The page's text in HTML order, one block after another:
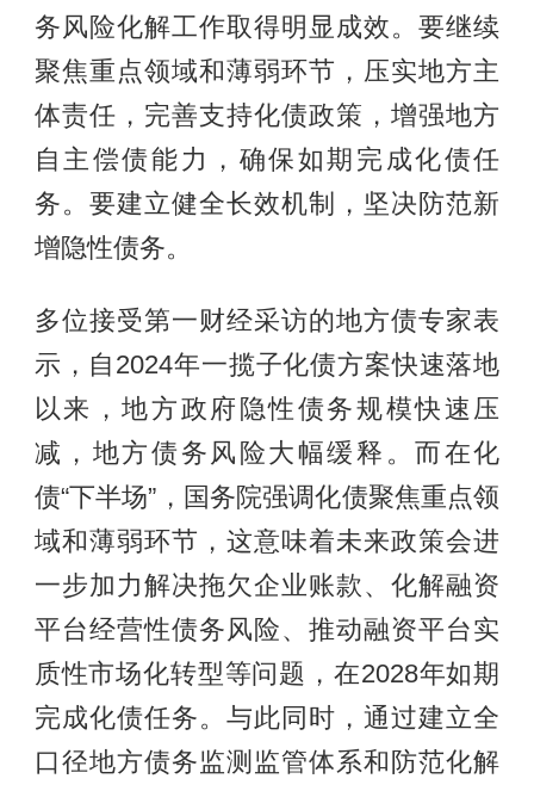
务风险化解工作取得明显成效。要继续
聚焦重点领域和薄弱环节，压实地方主
体责任，完善支持化债政策，增强地方
自主偿债能力，确保如期完成化债任
务。要建立健全长效机制，坚决防范新
增隐性债务。
多位接受第一财经采访的地方债专家表
示，自2024年一揽子化债方案快速落地
以来，地方政府隐性债务规模快速压
减，地方债务风险大幅缓释。而在化
债“下半场”，国务院强调化债聚焦重点领
域和薄弱环节，这意味着未来政策会进
一步加力解决拖欠企业账款、化解融资
平台经营性债务风险、推动融资平台实
质性市场化转型等问题，在2028年如期
完成化债任务。与此同时，通过建立全
口径地方债务监测监管体系和防范化解